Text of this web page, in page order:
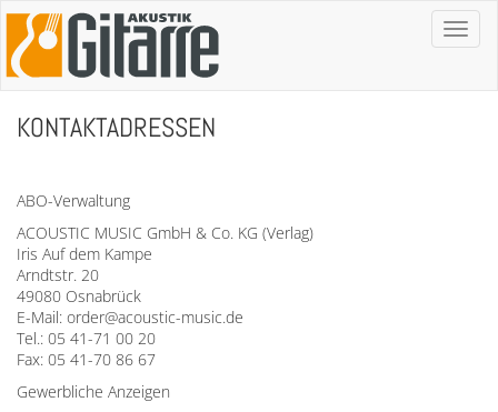
Toggle
KONTAKTADRESSEN
ABO-Verwaltung
ACOUSTIC MUSIC GmbH & Co. KG (Verlag)
Iris Auf dem Kampe
Arndtstr. 20
49080 Osnabrück
E-Mail: order@acoustic-music.de
Tel.: 05 41-71 00 20
Fax: 05 41-70 86 67
Gewerbliche Anzeigen